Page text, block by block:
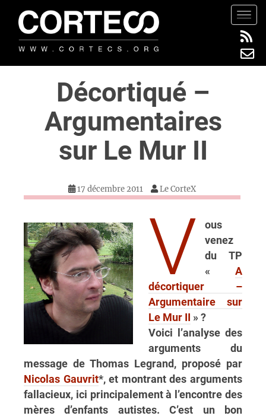
t
Décortiqué –
Argumentaires
sur Le Mur II
17 décembre 2011 Le CorteX
V
ous
venez
du TP
« A
décortiquer –
Argumentaire sur
Le Mur II
» ?
Voici l’analyse des
arguments du
message de Thomas Legrand, proposé par
Nicolas Gauvrit*, et montrant des arguments
fallacieux, ici principalement à l’encontre des
mères d’enfants autistes. C’est un bon